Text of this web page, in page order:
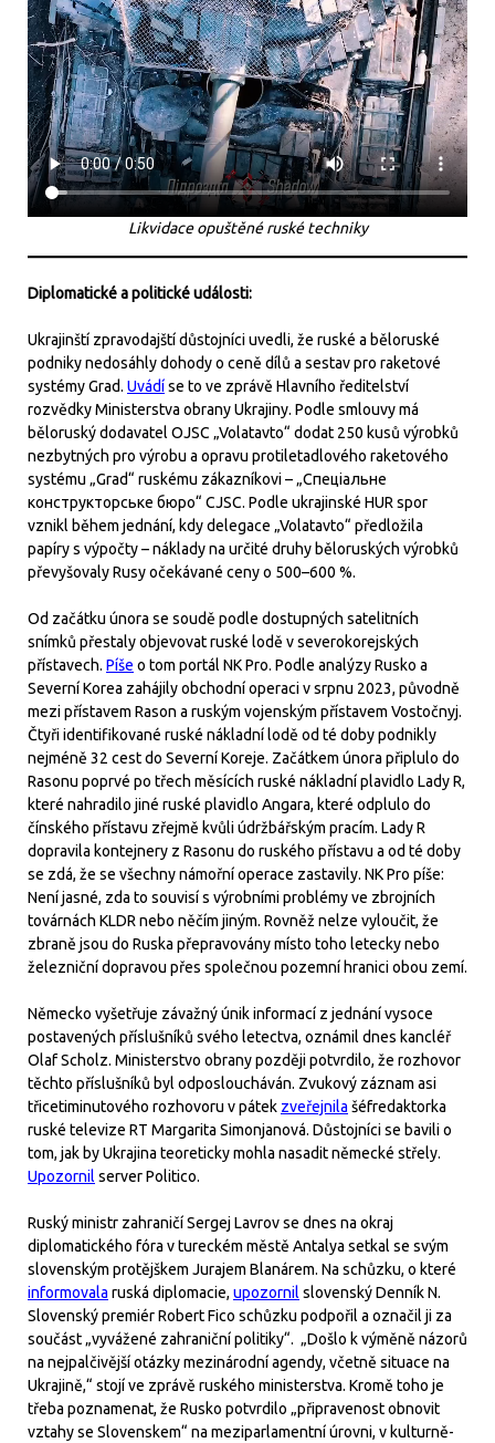
Likvidace opuštěné ruské techniky
Diplomatické a politické události:
Ukrajinští zpravodajští důstojníci uvedli, že ruské a běloruské
podniky nedosáhly dohody o ceně dílů a sestav pro raketové
systémy Grad. Uvádíse to ve zprávě Hlavního ředitelství
rozvědky Ministerstva obrany Ukrajiny. Podle smlouvy má
běloruský dodavatel OJSC „Volatavto“ dodat 250 kusů výrobků
nezbytných pro výrobu a opravu protiletadlového raketového
systému „Grad“ ruskému zákazníkovi – „Спеціальне
конструкторське бюро“ CJSC. Podle ukrajinské HUR spor
vznikl během jednání, kdy delegace „Volatavto“ předložila
papíry s výpočty – náklady na určité druhy běloruských výrobků
převyšovaly Rusy očekávané ceny o 500–600 %.
Od začátku února se soudě podle dostupných satelitních
snímků přestaly objevovat ruské lodě v severokorejských
přístavech. Píše o tom portál NK Pro. Podle analýzy Rusko a
Severní Korea zahájily obchodní operaci v srpnu 2023, původně
mezi přístavem Rason a ruským vojenským přístavem Vostočnyj.
Čtyři identifikované ruské nákladní lodě od té doby podnikly
nejméně 32 cest do Severní Koreje. Začátkem února připlulo do
Rasonu poprvé po třech měsících ruské nákladní plavidlo Lady R,
které nahradilo jiné ruské plavidlo Angara, které odplulo do
čínského přístavu zřejmě kvůli údržbářským pracím. Lady R
dopravila kontejnery z Rasonu do ruského přístavu a od té doby
se zdá, že se všechny námořní operace zastavily. NK Pro píše:
Není jasné, zda to souvisí s výrobními problémy ve zbrojních
továrnách KLDR nebo něčím jiným. Rovněž nelze vyloučit, že
zbraně jsou do Ruska přepravovány místo toho letecky nebo
železniční dopravou přes společnou pozemní hranici obou zemí.
Německo vyšetřuje závažný únik informací z jednání vysoce
postavených příslušníků svého letectva, oznámil dnes kancléř
Olaf Scholz. Ministerstvo obrany později potvrdilo, že rozhovor
těchto příslušníků byl odposloucháván. Zvukový záznam asi
třicetiminutového rozhovoru v pátek zveřejnila šéfredaktorka
ruské televize RT Margarita Simonjanová. Důstojníci se bavili o
tom, jak by Ukrajina teoreticky mohla nasadit německé střely.
Upozornil server Politico.
Ruský ministr zahraničí Sergej Lavrov se dnes na okraj
diplomatického fóra v tureckém městě Antalya setkal se svým
slovenským protějškem Jurajem Blanárem. Na schůzku, o které
informovala ruská diplomacie, upozornil slovenský Denník N.
Slovenský premiér Robert Fico schůzku podpořil a označil ji za
součást „vyvážené zahraniční politiky“. „Došlo k výměně názorů
na nejpalčivější otázky mezinárodní agendy, včetně situace na
Ukrajině,“ stojí ve zprávě ruského ministerstva. Kromě toho je
třeba poznamenat, že Rusko potvrdilo „připravenost obnovit
vztahy se Slovenskem“ na meziparlamentní úrovni, v kulturně-